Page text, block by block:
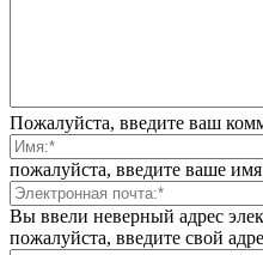
Пожалуйста, введите ваш
пожалуйста, введите ваше имя
Вы ввели неверный адрес
пожалуйста, введите свой